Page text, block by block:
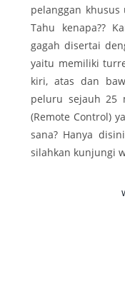
pelanggan
Tahu kenapa??
gagah disertai
yaitu memiliki
kiri, atas dan
peluru sejauh 25
(Remote Control)
sana? Hanya
silahkan kunjungi